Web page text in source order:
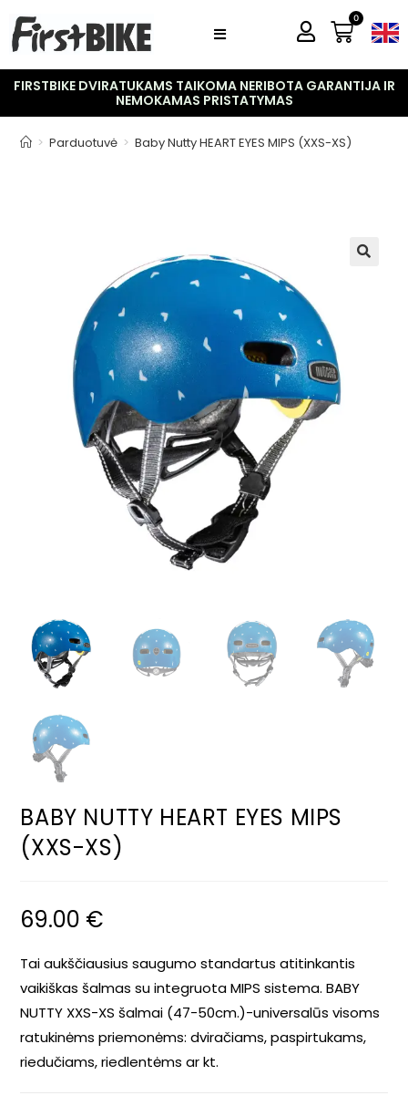
0
FIRSTBIKE DVIRATUKAMS TAIKOMA NERIBOTA GARANTIJA IR
NEMOKAMAS PRISTATYMAS
> Parduotuvė > Baby Nutty HEART EYES MIPS (XXS-XS)
BABY NUTTY HEART EYES MIPS
(XXS-XS)
69.00 €
Tai aukščiausius saugumo standartus atitinkantis
vaikiškas šalmas su integruota MIPS sistema. BABY
NUTTY XXS-XS šalmai (47-50cm.)-universalūs visoms
ratukinėms priemonėms: dviračiams, paspirtukams,
riedučiams, riedlentėms ar kt.